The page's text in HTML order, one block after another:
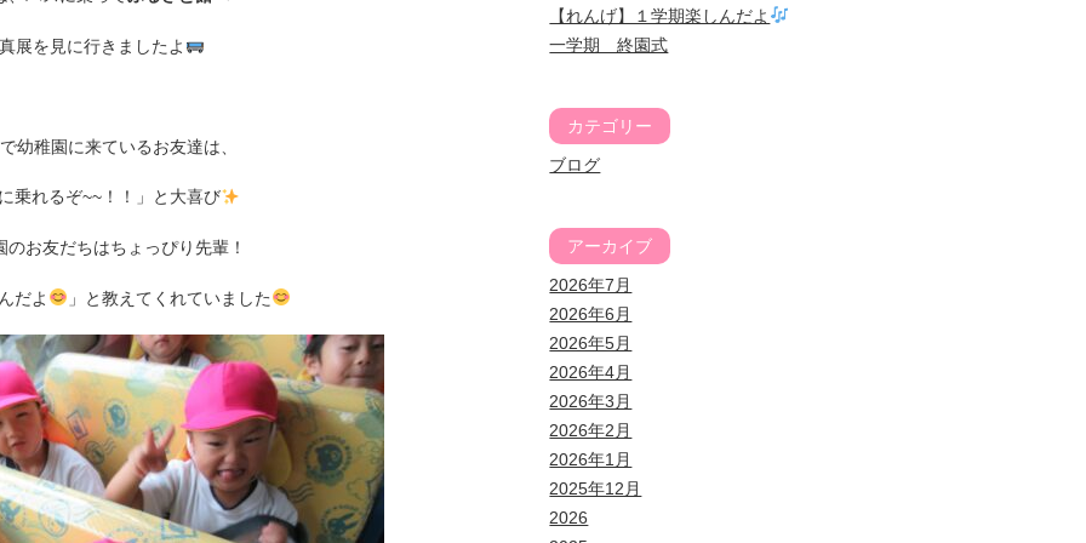
展を見に行きましたよ
幼稚園に来ているお友達は、
乗れるぞ~~！！」と大喜び
のお友だちはちょっぴり先輩！
だよ 」と教えてくれていました
【れんげ】１学期楽しんだよ
一学期 終園式
カテゴリー
ブログ
アーカイブ
2026年7月
2026年6月
2026年5月
2026年4月
2026年3月
2026年2月
2026年1月
2025年12月
2026